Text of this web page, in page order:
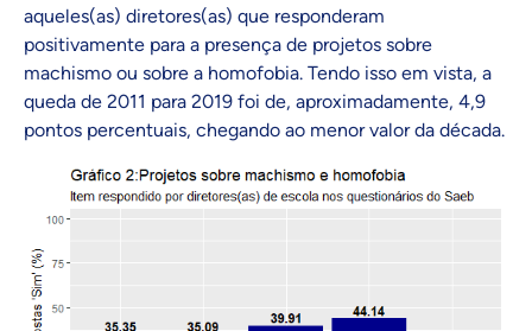
aqueles(as) diretores(as) que responderam
positivamente para a presença de projetos sobre
machismo ou sobre a homofobia. Tendo isso em vista, a
queda de 2011 para 2019 foi de, aproximadamente, 4,9
pontos percentuais, chegando ao menor valor da década.